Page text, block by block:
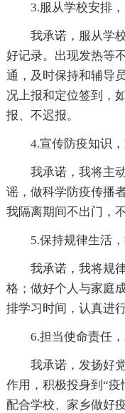
3.服从学校安排
我承诺，服从学
好记录。出现发热等
通，及时保持和辅导
况上报和定位签到，
报、不迟报。
4.宣传防疫知识
我承诺，我将主
谣，做科学防疫传播
我隔离期间不出门，
5.保持规律生活
我承诺，我将规
格；做好个人与家庭
排学习时间，认真进
6.担当使命责任
我承诺，发扬好
作用，积极投身到“
配合学校、家乡做好